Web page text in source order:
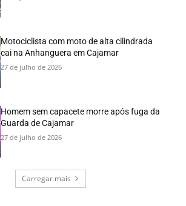
Motociclista com moto de alta cilindrada
cai na Anhanguera em Cajamar
27 de julho de 2026
Homem sem capacete morre após fuga da
Guarda de Cajamar
27 de julho de 2026
Carregar mais